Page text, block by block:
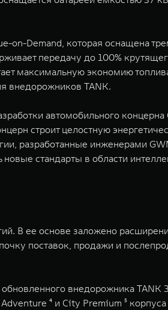
on-Demand, которая оснащена
передачу до 100%
максимальную экономию
внедорожников TANK.
автомобильного
строит целостную
разработанные инженерами
стандарты в области
В ее основе заложено
поставок, продажи и
внедорожника
⁴ и City Premium ⁵